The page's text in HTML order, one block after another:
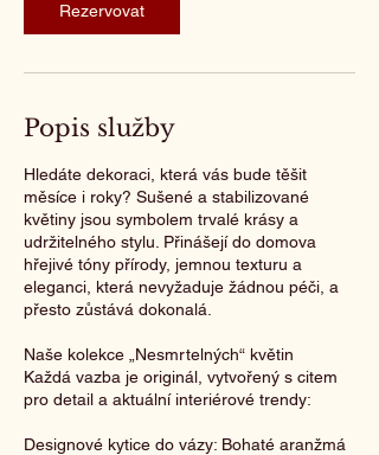
Rezervovat
Popis služby
Hledáte dekoraci, která vás bude těšit
měsíce i roky? Sušené a stabilizované
květiny jsou symbolem trvalé krásy a
udržitelného stylu. Přinášejí do domova
hřejivé tóny přírody, jemnou texturu a
eleganci, která nevyžaduje žádnou péči, a
přesto zůstává dokonalá.
Naše kolekce „Nesmrtelných“ květin
Každá vazba je originál, vytvořený s citem
pro detail a aktuální interiérové trendy:
Designové kytice do vázy: Bohaté aranžmá